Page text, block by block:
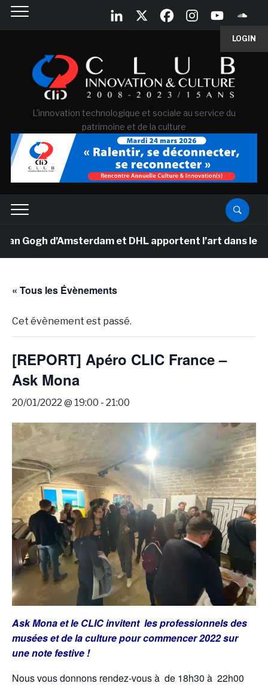
LOGIN
L'innovation technologique et sociale au service du
patrimoine et de la culture
Gogh d’Amsterdam et DHL apportent l’art dans les
« Tous les Évènements
Cet évènement est passé.
[REPORT] Apéro CLIC France –
Ask Mona
20/01/2022 @ 19:00 - 21:00
Ask Mona et le CLIC invitent les professionnels des
musées et de la culture pour commencer 2022 sur
une note festive !
Nous vous donnons rendez-vous à de 18h30 à 22h00